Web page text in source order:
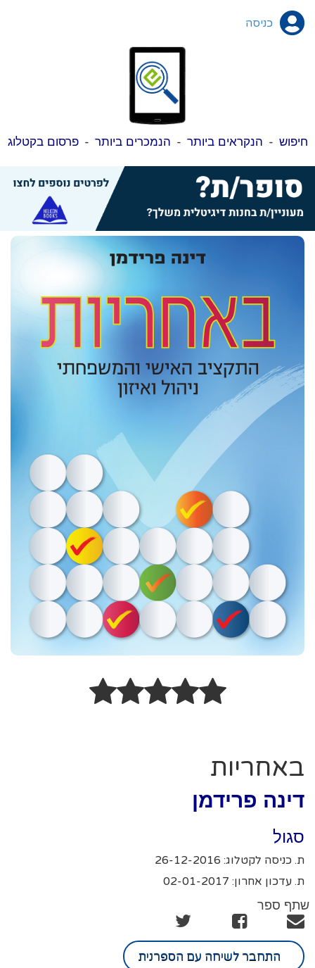
כניסה
חיפוש - הנקראים ביותר - הנמכרים ביותר -פרסום בקטלוג
באחריות
דינה פרידמן
סגול
ת. כניסה לקטלוג: 26-12-2016
ת. עדכון אחרון: 02-01-2017
שתף ספר
התחבר לשיחה עם הספרנית